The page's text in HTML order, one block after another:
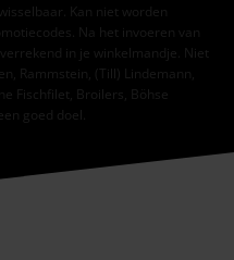
Kan niet worden
Na het invoeren van
in je winkelmandje. Niet
Rammstein, (Till) Lindemann,
Fischfilet, Broilers, Böhse
goed doel.